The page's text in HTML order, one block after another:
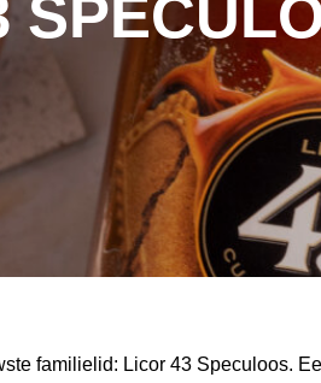
familielid: Licor 43 Speculoos.